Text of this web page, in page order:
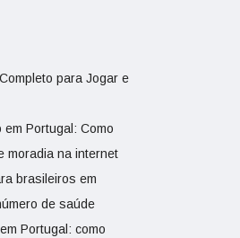
para Jogar e
Portugal: Como
moradia na internet
brasileiros em
de saúde
Portugal: como